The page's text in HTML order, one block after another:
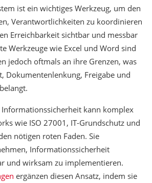
ist ein wichtiges Werkzeug, um den
Verantwortlichkeiten zu koordinieren
Erreichbarkeit sichtbar und messbar
Werkzeuge wie Excel und Word sind
jedoch oftmals an ihre Grenzen, was
Dokumentenlenkung, Freigabe und
kann komplex
wie ISO 27001, IT-Grundschutz und
nötigen roten Faden. Sie
Informationssicherheit
und wirksam zu implementieren.
ergänzen diesen Ansatz, indem sie